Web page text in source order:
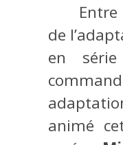
de
en
animé